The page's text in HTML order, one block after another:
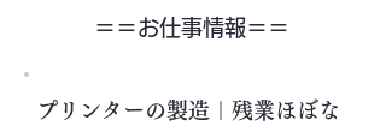
＝＝​お仕事情報＝＝
プリンターの製造｜残業ほぼな